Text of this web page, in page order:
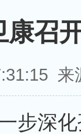
康召
深化